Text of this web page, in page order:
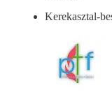
Kerekasztal-